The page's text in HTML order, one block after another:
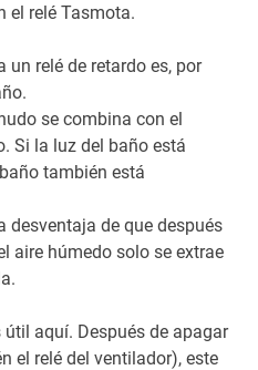
el relé Tasmota.
relé de retardo es, por
se combina con el
Si la luz del baño está
también está
desventaja de que después
aire húmedo solo se extrae
aquí. Después de apagar
el relé del ventilador), este